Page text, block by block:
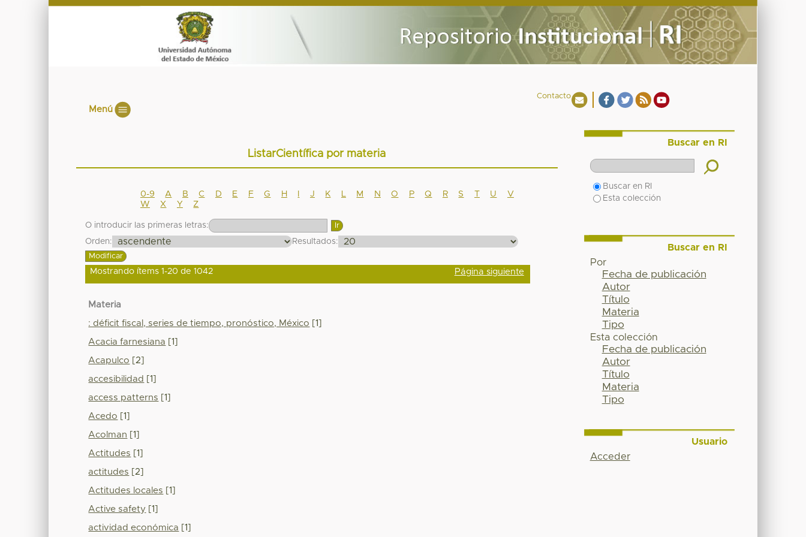
Contacto
Menú
ListarCientífica por materia
0-9 A B C D E F G H J K M N O P Q R S T U
V
W
X Y Z
O introducir las primeras letras:
Orden:
Resultados:
Mostrando ítems 1-20 de 1042 Página siguiente
Materia
: déficit fiscal, series de tiempo, pronóstico, México [1]
Acacia farnesiana [1]
Acapulco [2]
accesibilidad [1]
access patterns [1]
Acedo [1]
Acolman [1]
Actitudes [1]
actitudes [2]
Actitudes locales [1]
Active safety [1]
actividad económica [1]
Buscar en RI
Buscar en RI
Esta colección
Buscar en RI
Por
Fecha de publicación
Autor
Título
Materia
Tipo
Esta colección
Fecha de publicación
Autor
Título
Materia
Tipo
Usuario
Acceder